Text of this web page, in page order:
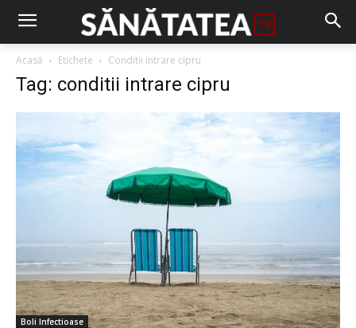
Acasă Etichete Conditii intrare cipru
Tag: conditii intrare cipru
Boli Infectioase